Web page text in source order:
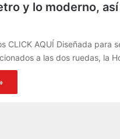
y lo moderno,
CLICK AQUÍ Diseñada para
a las dos ruedas, la